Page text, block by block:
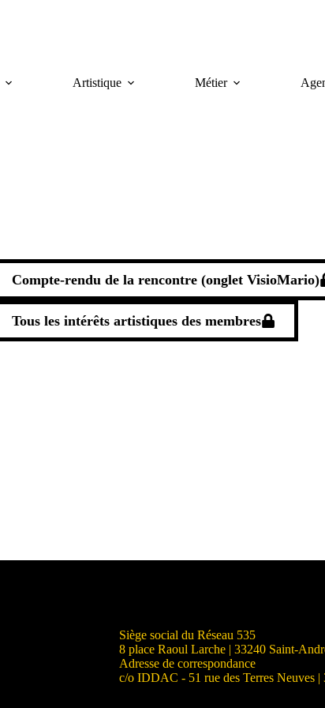
Artistique Métier
Compte-rendu de la rencontre (onglet VisioMario)
Tous les intérêts artistiques des membres
Siège social du Réseau 535
8 place Raoul Larche | 33240 Saint-
Adresse de correspondance
c/o IDDAC - 51 rue des Terres Neuves |